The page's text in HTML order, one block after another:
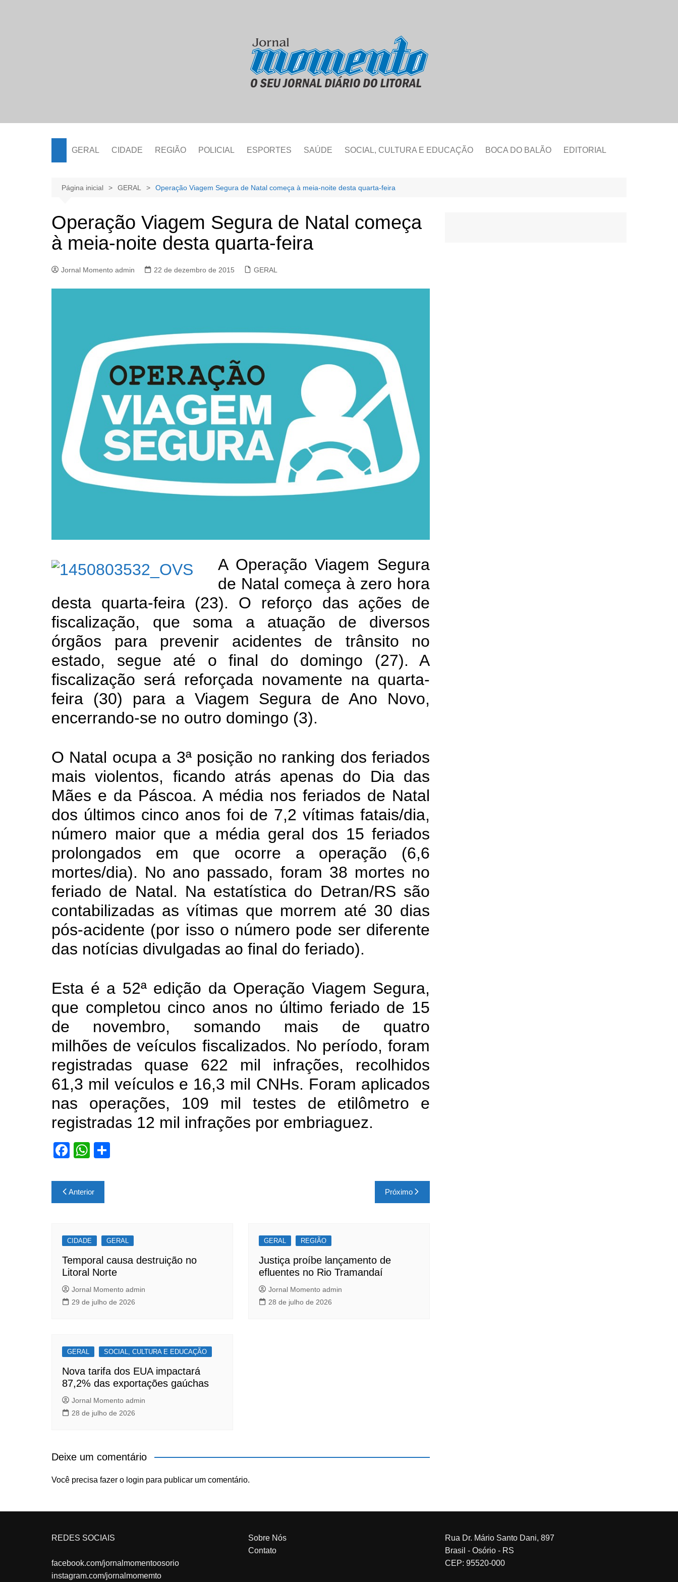
GERAL CIDADE REGIÃO POLICIAL ESPORTES SAÚDE SOCIAL, CULTURA E EDUCAÇÃO BOCA DO BALÃO EDITORIAL
Página inicial GERAL Operação Viagem Segura de Natal começa à meia-noite desta quarta-feira
Operação Viagem Segura de Natal começa
à meia-noite desta quarta-feira
Jornal Momento admin 22 de dezembro de 2015 GERAL
A Operação Viagem Segura
de Natal começa à zero hora
desta quarta-feira (23). O reforço das ações de
fiscalização, que soma a atuação de diversos
órgãos para prevenir acidentes de trânsito no
estado, segue até o final do domingo (27). A
fiscalização será reforçada novamente na quarta-
feira (30) para a Viagem Segura de Ano Novo,
encerrando-se no outro domingo (3).
O Natal ocupa a 3ª posição no ranking dos feriados
mais violentos, ficando atrás apenas do Dia das
Mães e da Páscoa. A média nos feriados de Natal
dos últimos cinco anos foi de 7,2 vítimas fatais/dia,
número maior que a média geral dos 15 feriados
prolongados em que ocorre a operação (6,6
mortes/dia). No ano passado, foram 38 mortes no
feriado de Natal. Na estatística do Detran/RS são
contabilizadas as vítimas que morrem até 30 dias
pós-acidente (por isso o número pode ser diferente
das notícias divulgadas ao final do feriado).
Esta é a 52ª edição da Operação Viagem Segura,
que completou cinco anos no último feriado de 15
de novembro, somando mais de quatro
milhões de veículos fiscalizados. No período, foram
registradas quase 622 mil
infrações, recolhidos
61,3 mil veículos e 16,3 mil CNHs. Foram aplicados
nas operações, 109 mil testes de etilômetro e
registradas 12 mil infrações por embriaguez.
F
c
e
o
o
k
W
at
s
p
p
Navegação
de
Anterior Próximo
CIDADE GERAL
Temporal causa destruição no
Litoral Norte
Jornal Momento admin
29 de julho de 2026
GERAL REGIÃO
Justiça proíbe lançamento de
efluentes no Rio Tramandaí
Jornal Momento admin
28 de julho de 2026
GERAL SOCIAL, CULTURA E EDUCAÇÃO
Nova tarifa dos EUA impactará
87,2% das exportações gaúchas
Jornal Momento admin
28 de julho de 2026
Deixe um comentário
Você precisa fazer o login para publicar um comentário.
REDES SOCIAIS
facebook.com/jornalmomentoosorio
instagram.com/jornalmomemto
Sobre Nós
Contato
Rua Dr. Mário Santo Dani, 897
Brasil - Osório - RS
CEP: 95520-000